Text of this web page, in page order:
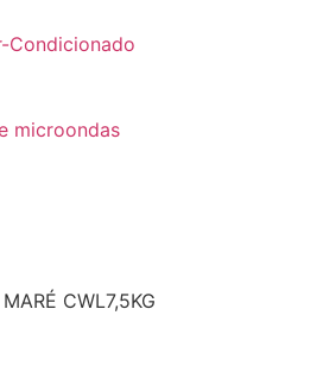
Condicionado
microondas
CWL7,5KG